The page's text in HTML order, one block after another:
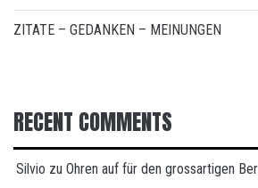
ZITATE – GEDANKEN – MEINUNGEN
RECENT COMMENTS
Silvio zu Ohren auf für den grossartigen